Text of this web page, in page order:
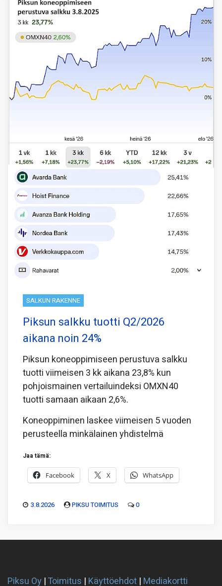
SALKUN RAKENNE
Piksun salkku tuotti Q2/2026
aikana noin 24%
Piksun koneoppimiseen perustuva salkku
tuotti viimeisen 3 kk aikana 23,8% kun
pohjoismainen vertailuindeksi OMXN40
tuotti samaan aikaan 2,6%.
Koneoppiminen laskee viimeisen 5 vuoden
perusteella minkälainen yhdistelmä
Jaa tämä:
Facebook X WhatsApp
3.8.2026 PIKSU TOIMITUS 0
Piksu Oy |Toimitus | Käyttöehdot | Mediakortti